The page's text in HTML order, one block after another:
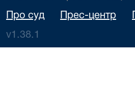
Про суд Прес-центр
v1.38.1